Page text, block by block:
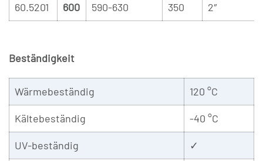
60.5201 600 590-630 350 2″
Beständigkeit
Wärmebeständig 120 °C
Kältebeständig -40 °C
UV-beständig ✓